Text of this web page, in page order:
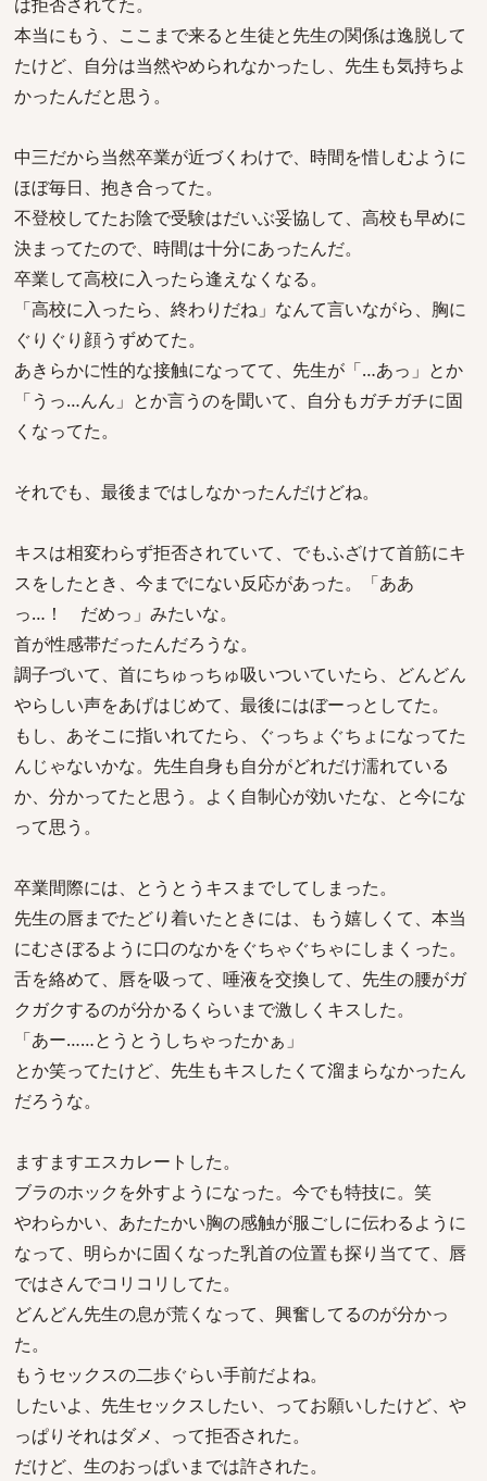
本当にもう、ここまで来ると生徒と先生の関係は逸脱して
たけど、自分は当然やめられなかったし、先生も気持ちよ
かったんだと思う。
中三だから当然卒業が近づくわけで、時間を惜しむように
ほぼ毎日、抱き合ってた。
不登校してたお陰で受験はだいぶ妥協して、高校も早めに
決まってたので、時間は十分にあったんだ。
卒業して高校に入ったら逢えなくなる。
「高校に入ったら、終わりだね」なんて言いながら、胸に
ぐりぐり顔うずめてた。
あきらかに性的な接触になってて、先生が「…あっ」とか
「うっ…んん」とか言うのを聞いて、自分もガチガチに固
くなってた。
それでも、最後まではしなかったんだけどね。
キスは相変わらず拒否されていて、でもふざけて首筋にキ
スをしたとき、今までにない反応があった。「ああ
っ…！ だめっ」みたいな。
首が性感帯だったんだろうな。
調子づいて、首にちゅっちゅ吸いついていたら、どんどん
やらしい声をあげはじめて、最後にはぼーっとしてた。
もし、あそこに指いれてたら、ぐっちょぐちょになってた
んじゃないかな。先生自身も自分がどれだけ濡れている
か、分かってたと思う。よく自制心が効いたな、と今にな
って思う。
卒業間際には、とうとうキスまでしてしまった。
先生の唇までたどり着いたときには、もう嬉しくて、本当
にむさぼるように口のなかをぐちゃぐちゃにしまくった。
舌を絡めて、唇を吸って、唾液を交換して、先生の腰がガ
クガクするのが分かるくらいまで激しくキスした。
「あー……とうとうしちゃったかぁ」
とか笑ってたけど、先生もキスしたくて溜まらなかったん
だろうな。
ますますエスカレートした。
ブラのホックを外すようになった。今でも特技に。笑
やわらかい、あたたかい胸の感触が服ごしに伝わるように
なって、明らかに固くなった乳首の位置も探り当てて、唇
ではさんでコリコリしてた。
どんどん先生の息が荒くなって、興奮してるのが分かっ
た。
もうセックスの二歩ぐらい手前だよね。
したいよ、先生セックスしたい、ってお願いしたけど、や
っぱりそれはダメ、って拒否された。
だけど、生のおっぱいまでは許された。